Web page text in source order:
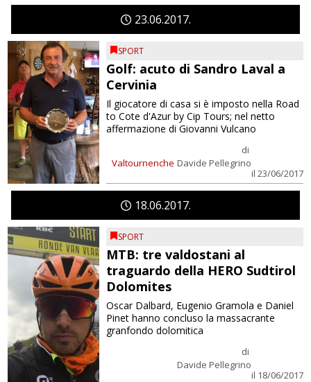
2306 2017
SPORT
Golf: acuto di Sandro Laval a
Cervinia
Valtournenche
di
Davide Pellegrino
il 23/06/2017
Il giocatore di casa si è imposto nella Road
to Cote d'Azur by Cip Tours; nel netto
affermazione di Giovanni Vulcano
1806 2017
SPORT
MTB: tre valdostani al
traguardo della HERO Sudtirol
Dolomites
di
Davide Pellegrino
il 18/06/2017
Oscar Dalbard, Eugenio Gramola e Daniel
Pinet hanno concluso la massacrante
granfondo dolomitica